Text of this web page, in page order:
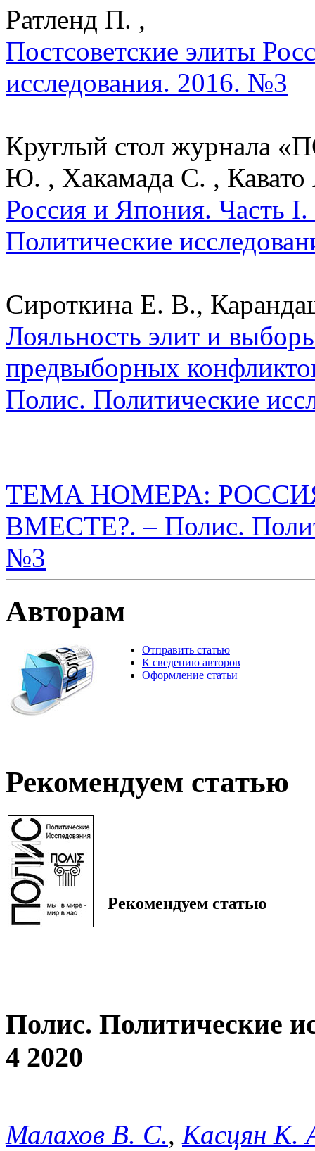
Ратленд П. ,
Постсоветские элиты
исследования. 2016. №3
Круглый стол журнала
Ю. , Хакамада С. ,
Россия и Япония. Часть
Политические
Сироткина Е. В.,
Лояльность элит и
предвыборных
Полис. Политические
ТЕМА НОМЕРА:
ВМЕСТЕ?. – Полис.
№3
Авторам
Отправить статью
К сведению авторов
Оформление статьи
Рекомендуем статью
Рекомендуем статью
Полис. Политические
4 2020
Малахов В. С., Касцян К.